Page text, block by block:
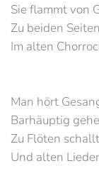
Sie flammt von
Zu beiden
Im alten
Man hört
Barhäuptig
Zu Flöten
Und alten